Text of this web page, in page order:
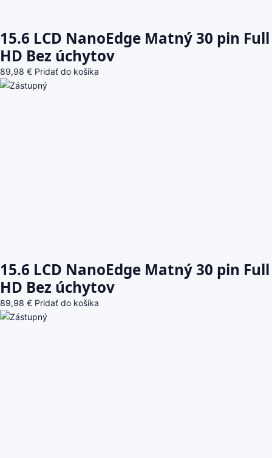
15.6 LCD NanoEdge Matný 30 pin Full
HD Bez úchytov
89,98 € Pridať do košíka
15.6 LCD NanoEdge Matný 30 pin Full
HD Bez úchytov
89,98 € Pridať do košíka